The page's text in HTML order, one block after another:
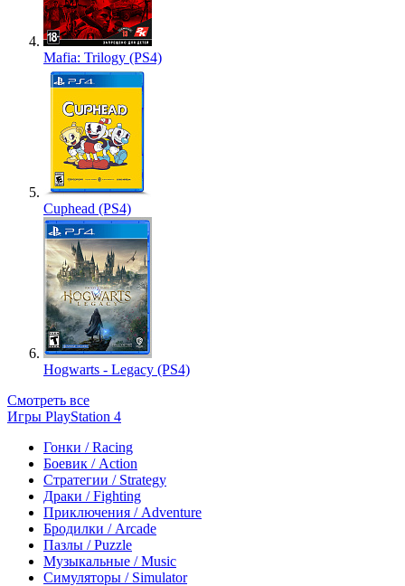
Mafia: Trilogy (PS4)
Cuphead (PS4)
Hogwarts - Legacy (PS4)
Смотреть все
Игры PlayStation 4
Гонки / Racing
Боевик / Action
Стратегии / Strategy
Драки / Fighting
Приключения / Adventure
Бродилки / Arcade
Пазлы / Puzzle
Музыкальные / Music
Симуляторы / Simulator